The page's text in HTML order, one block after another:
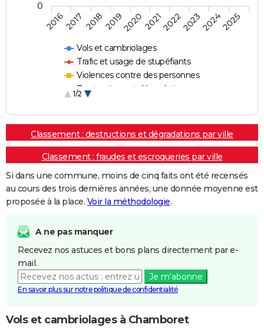
Vols et cambriolages
Trafic et usage de stupéfiants
Violences contre des personnes
Destructions et dégradations
1/2
20162017 20182019202020212022202320242025
0
Classement : destructions et dégradations par ville
Classement : fraudes et escroqueries par ville
Si dans une commune, moins de cinq faits ont été recensés
au cours des trois dernières années, une donnée moyenne est
proposée à la place. Voir la méthodologie.
A ne pas manquer
Recevez nos astuces et bons plans directement par e-
mail.
Je m'abonne
En savoir plus sur notre politique de confidentialité
Vols et cambriolages à Chamboret